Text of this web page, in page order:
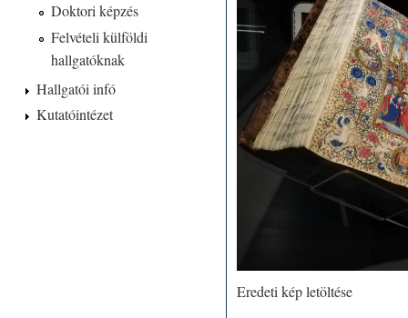
Doktori képzés
Felvételi külföldi
hallgatóknak
Hallgatói infó
Kutatóintézet
Eredeti kép letöltése